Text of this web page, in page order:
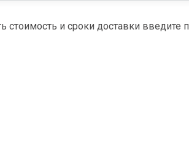
стоимость и сроки доставки введите